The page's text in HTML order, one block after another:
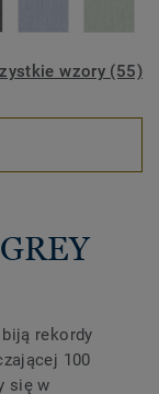
wzory (55)
rekordy
100
się w